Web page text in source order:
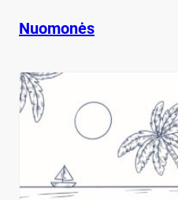
Nuomonės